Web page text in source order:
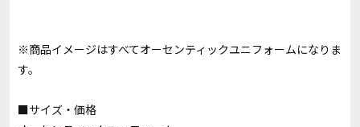
※商品イメージはすべてオーセンティックユニフォームになりま
す。
■サイズ・価格